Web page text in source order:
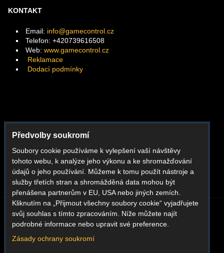
KONTAKT
Email: info@gamecontrol.cz
Telefon: +420739616508
Web: www.gamecontrol.cz
Reklamace
Dodací podmínky
Facebook
Instagram
Youtube
Whatsapp
BLOG O NÁS KONTAKT
REKLAMACE
DODACÍ PODMÍNKY
OBCHODNÍ PODMÍNKY
Předvolby soukromí
Soubory cookie používáme k vylepšení vaší návštěvy
tohoto webu, k analýze jeho výkonu a ke shromažďování
údajů o jeho používání. Můžeme k tomu použít nástroje a
služby třetích stran a shromážděná data mohou být
přenášena partnerům v EU, USA nebo jiných zemích.
Kliknutím na „Přijmout všechny soubory cookie“ vyjadřujete
svůj souhlas s tímto zpracováním. Níže můžete najít
podrobné informace nebo upravit své preference.
Zásady ochrany soukromí